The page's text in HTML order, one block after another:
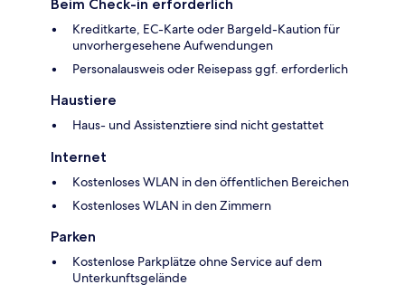
Beim Check-in erforderlich
Kreditkarte, EC-Karte oder Bargeld-Kaution für
unvorhergesehene Aufwendungen
Personalausweis oder Reisepass ggf. erforderlich
Haustiere
Haus- und Assistenztiere sind nicht gestattet
Internet
Kostenloses WLAN in den öffentlichen Bereichen
Kostenloses WLAN in den Zimmern
Parken
Kostenlose Parkplätze ohne Service auf dem
Unterkunftsgelände